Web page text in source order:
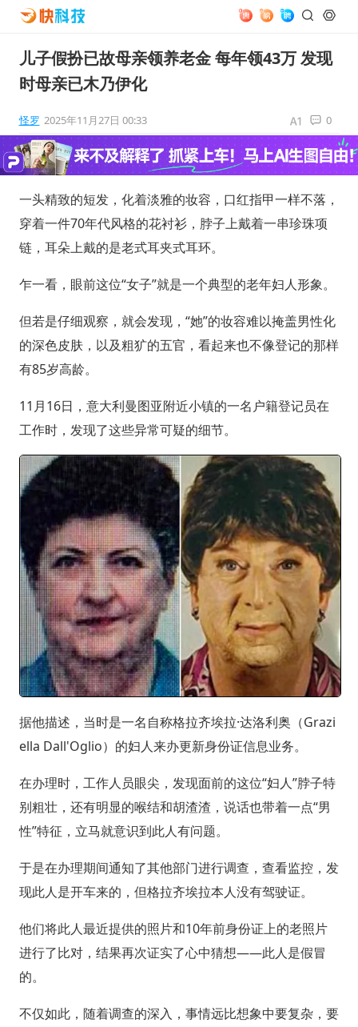
儿子假扮已故母亲领养老金 每年领43万 发现
时母亲已木乃伊化
怪罗 2025年11月27日 00:33 0
一头精致的短发，化着淡雅的妆容，口红指甲一样不落，
穿着一件70年代风格的花衬衫，脖子上戴着一串珍珠项
链，耳朵上戴的是老式耳夹式耳环。
乍一看，眼前这位“女子”就是一个典型的老年妇人形象。
但若是仔细观察，就会发现，“她”的妆容难以掩盖男性化
的深色皮肤，以及粗犷的五官，看起来也不像登记的那样
有85岁高龄。
11月16日，意大利曼图亚附近小镇的一名户籍登记员在
工作时，发现了这些异常可疑的细节。
据他描述，当时是一名自称格拉齐埃拉·达洛利奥（Grazi
ella Dall'Oglio）的妇人来办更新身份证信息业务。
在办理时，工作人员眼尖，发现面前的这位“妇人”脖子特
别粗壮，还有明显的喉结和胡渣渣，说话也带着一点“男
性”特征，立马就意识到此人有问题。
于是在办理期间通知了其他部门进行调查，查看监控，发
现此人是开车来的，但格拉齐埃拉本人没有驾驶证。
他们将此人最近提供的照片和10年前身份证上的老照片
进行了比对，结果再次证实了心中猜想——此人是假冒
的。
不仅如此，随着调查的深入，事情远比想象中要复杂，要